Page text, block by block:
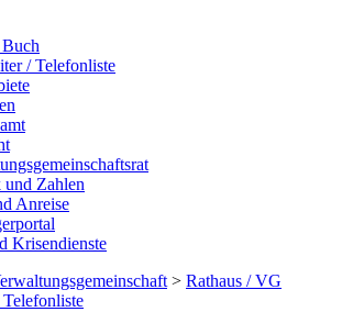
/ Telefonliste
und Zahlen
Anreise
Krisendienste
> Rathaus / VG